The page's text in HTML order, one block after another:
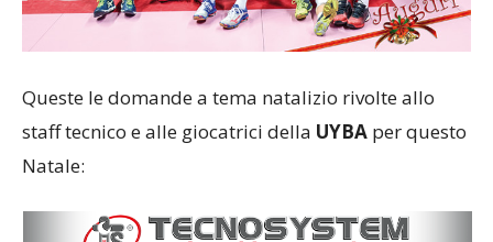
Queste le domande a tema natalizio rivolte allo
staff tecnico e alle giocatrici della UYBA per questo
Natale: